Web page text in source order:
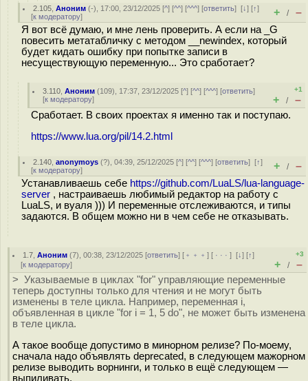
2.105 ,Аноним (-), 17:00, 23/12/2025 [^] [^^] [^^^] [ответить][↓] [↑]
[к модератору] + / –
Я вот всё думаю, и мне лень проверить. А если на _G
повесить метатабличку с методом __newindex, который
будет кидать ошибку при попытке записи в
несуществующую переменную... Это сработает?
3.110 ,Аноним (109), 17:37, 23/12/2025 [^] [^^] [^^^] [ответить]
[к модератору]
+1
+ / –
Сработает. В своих проектах я именно так и поступаю.
https://www.lua.org/pil/14.2.html
2.140 ,anonymoys (?), 04:39, 25/12/2025 [^] [^^] [^^^] [ответить][↑]
[к модератору] + / –
Устанавливаешь себе https://github.com/LuaLS/lua-language-
server , настраиваешь любимый редактор на работу с
LuaLS, и вуаля ))) И переменные отслеживаются, и типы
задаются. В общем можно ни в чем себе не отказывать.
1.7 ,Аноним (7), 00:38, 23/12/2025 [ответить] [ ﹢﹢﹢] [ · · ·][↓] [↑]
[к модератору]
+3
+ / –
> Указываемые в циклах "for" управляющие переменные
теперь доступны только для чтения и не могут быть
изменены в теле цикла. Например, переменная i,
объявленная в цикле "for i = 1, 5 do", не может быть изменена
в теле цикла.
А такое вообще допустимо в минорном релизе? По-моему,
сначала надо объявлять deprecated, в следующем мажорном
релизе выводить ворнинги, и только в ещё следующем —
выпиливать.